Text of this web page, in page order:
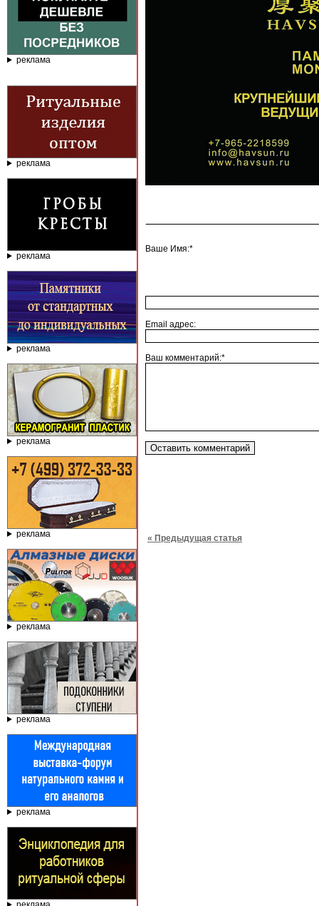
реклама
реклама
реклама
реклама
реклама
реклама
реклама
реклама
реклама
Ваше Имя:*
Email адрес:
Ваш комментарий:*
« Предыдущая статья